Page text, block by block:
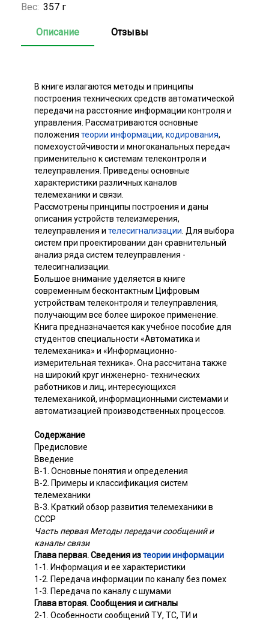
Вес: 357 г
Описание Отзывы
В книге излагаются методы и принципы
построения технических средств автоматической
передачи на расстояние информации контроля и
управления. Рассматриваются основные
положения теории информации, кодирования,
помехоустойчивости и многоканальных передач
применительно к системам телеконтроля и
телеуправления. Приведены основные
характеристики различных каналов
телемеханики и связи.
Рассмотрены принципы построения и даны
описания устройств телеизмерения,
телеуправления и телесигнализации . Для выбора
систем при проектировании дан сравнительный
анализ ряда систем телеуправления -
телесигнализации.
Большое внимание уделяется в книге
современным бесконтактным Цифровым
устройствам телеконтроля и телеуправления,
получающим все более широкое применение.
Книга предназначается как учебное пособие для
студентов специальности «Автоматика и
телемеханика» и «Информационно-
измерительная техника». Она рассчитана также
на широкий круг инженерно- технических
работников и лиц, интересующихся
телемеханикой, информационными системами и
автоматизацией производственных процессов.
Содержание
Предисловие
Введение
В-1. Основные понятия и определения
В-2. Примеры и классификация систем
телемеханики
В-3. Краткий обзор развития телемеханики в
СССР
Часть первая Методы передачи сообщений и
каналы связи
Глава первая. Сведения изтеории информации
1-1. Информация и ее характеристики
1-2. Передача информации по каналу без помех
1-3. Передача по каналу с шумами
Глава вторая. Сообщения и сигналы
2-1. Особенности сообщений ТУ, ТС, ТИ и